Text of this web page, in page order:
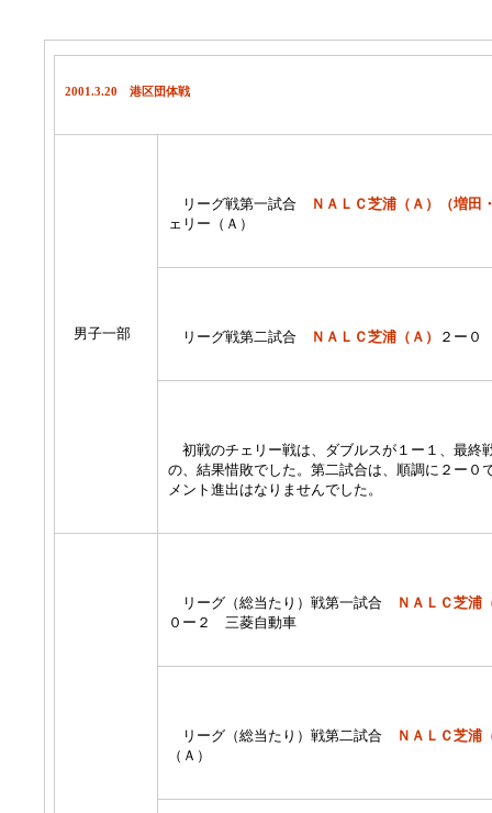
2001.3.20 港区団体戦
男子一部
リーグ戦第一試合
ＮＡＬＣ芝浦（Ａ）（増田
ェリー（Ａ）
リーグ戦第二試合 ＮＡＬＣ芝浦（Ａ） ２ー０
初戦のチェリー戦は、ダブルスが１ー１、最終
の、結果惜敗でした。第二試合は、順調に２ー０
メント進出はなりませんでした。
リーグ（総当たり）戦第一試合
ＮＡＬＣ芝浦
０ー２ 三菱自動車
リーグ（総当たり）戦第二試合
ＮＡＬＣ芝浦
（Ａ）